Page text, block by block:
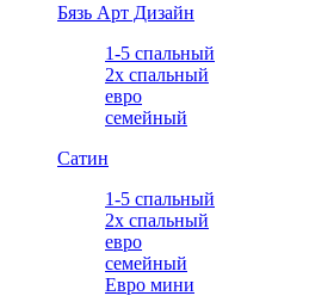
Бязь Арт Дизайн
1-5 спальный
2х спальный
евро
семейный
Сатин
1-5 спальный
2х спальный
евро
семейный
Евро мини